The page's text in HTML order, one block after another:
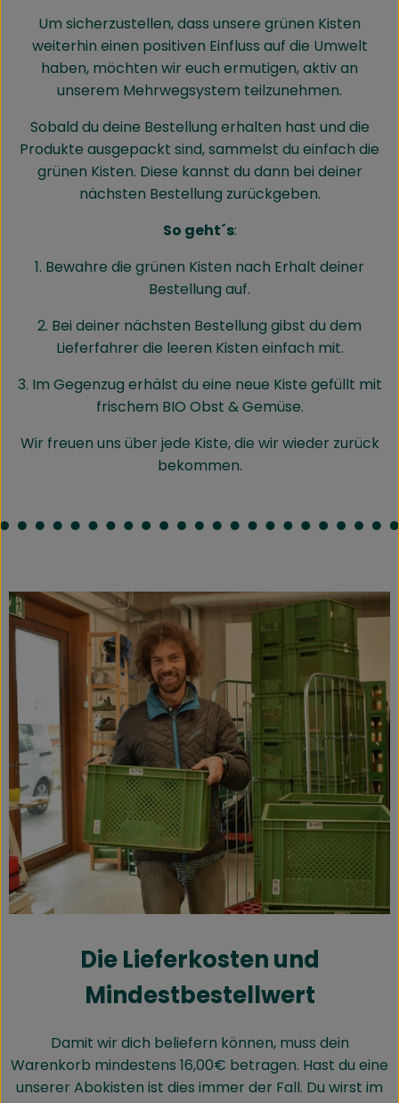
Um sicherzustellen, dass unsere grünen Kisten
weiterhin einen positiven Einfluss auf die Umwelt
haben, möchten wir euch ermutigen, aktiv an
unserem Mehrwegsystem teilzunehmen.
Sobald du deine Bestellung erhalten hast und die
Produkte ausgepackt sind, sammelst du einfach die
grünen Kisten. Diese kannst du dann bei deiner
nächsten Bestellung zurückgeben.
So geht´s:
1. Bewahre die grünen Kisten nach Erhalt deiner
Bestellung auf.
2. Bei deiner nächsten Bestellung gibst du dem
Lieferfahrer die leeren Kisten einfach mit.
3. Im Gegenzug erhälst du eine neue Kiste gefüllt mit
frischem BIO Obst & Gemüse.
Wir freuen uns über jede Kiste, die wir wieder zurück
bekommen.
Die Lieferkosten und
Mindestbestellwert
Damit wir dich beliefern können, muss dein
Warenkorb mindestens 16,00€ betragen. Hast du eine
unserer Abokisten ist dies immer der Fall. Du wirst im